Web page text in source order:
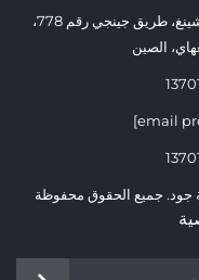
Add: غرفة 701، المبنى 2، بلازا بو فا جيانغ تشينغ، طريق جينجي رقم 778،
الصين